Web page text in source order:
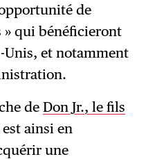
de
» qui bénéficieront
Unis, et notamment
de Don Jr., le fils
ainsi en
une